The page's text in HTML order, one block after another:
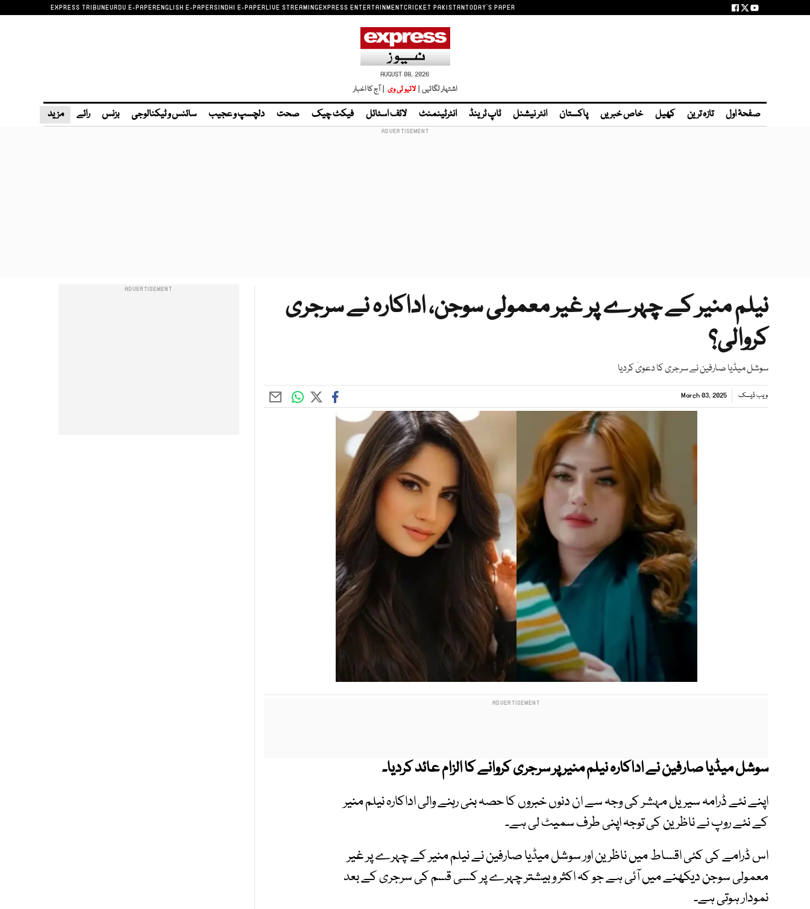
EXPRESS TRIBUNEURDU E-PAPERENGLISH E-PAPERSINDHI E-PAPERLIVE STREAMINGEXPRESS ENTERTAINMENTCRICKET PAKISTANTODAY'S PAPER
AUGUST 08, 2026
اشتہار لگائیں | لائیو ٹی وی | آج کا اخبار
صفحۂ اول تازہ ترین کھیل خاص خبریں پاکستان انٹر نیشنل ٹاپ ٹرینڈ انٹرٹینمنٹ لائف اسٹائل فیکٹ چیک صحت دلچسپ و عجیب سائنس و ٹیکنالوجی بزنس رائے مزید
نیلم منیر کے چہرے پر غیر معمولی سوجن، اداکارہ نے سرجری
کروالی؟
سوشل میڈیا صارفین نے سرجری کا دعویٰ کردیا
ویب ڈیسک March 03, 2025
سوشل میڈیا صارفین نے اداکارہ نیلم منیر پر سرجری کروانے کا الزام عائد کردیا۔
اپنے نئے ڈرامہ سیریل مہشر کی وجہ سے ان دنوں خبروں کا حصہ بنی رہنے والی اداکارہ نیلم منیر
کے نئے روپ نے ناظرین کی توجہ اپنی طرف سمیٹ لی ہے۔
اس ڈرامے کی کئی اقساط میں ناظرین اور سوشل میڈیا صارفین نے نیلم منیر کے چہرے پر غیر
معمولی سوجن دیکھنے میں آئی ہے جو کہ اکثر و بیشتر چہرے پر کسی قسم کی سرجری کے بعد
نمودار ہوتی ہے۔